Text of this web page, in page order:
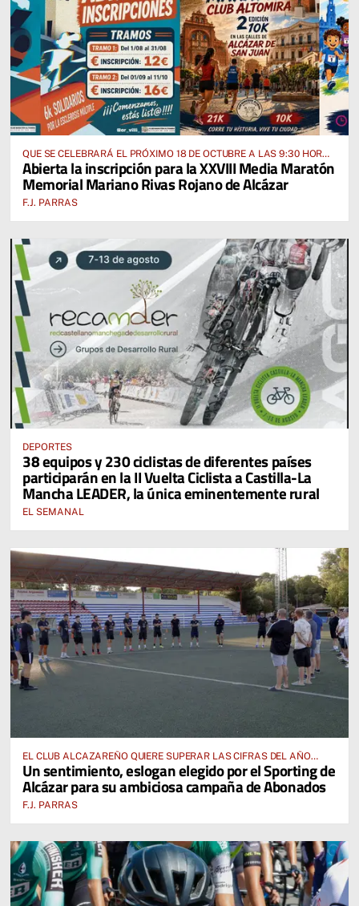
QUE SE CELEBRARÁ EL PRÓXIMO 18 DE OCTUBRE A LAS 9:30 HORAS
DESDE EL PABELLÓN VICENTE PANIAGUA
Abierta la inscripción para la XXVIII Media Maratón
Memorial Mariano Rivas Rojano de Alcázar
F.J. PARRAS
DEPORTES
38 equipos y 230 ciclistas de diferentes países
participarán en la II Vuelta Ciclista a Castilla-La
Mancha LEADER, la única eminentemente rural
EL SEMANAL
EL CLUB ALCAZAREÑO QUIERE SUPERAR LAS CIFRAS DEL AÑO
PASADO E INCLUSO DUPLICARLAS
Un sentimiento, eslogan elegido por el Sporting de
Alcázar para su ambiciosa campaña de Abonados
F.J. PARRAS